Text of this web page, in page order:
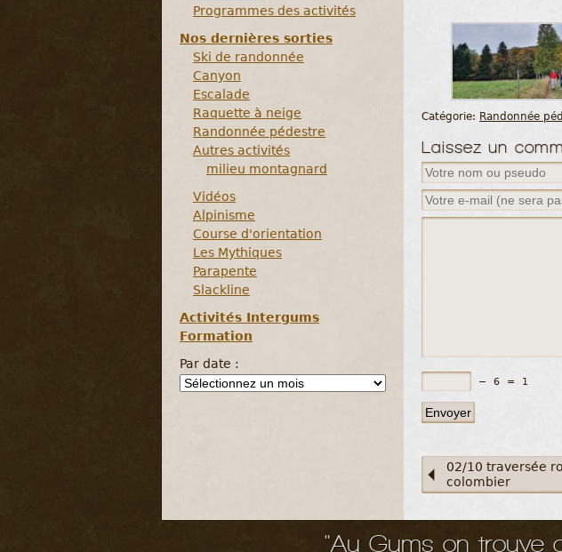
Programmes des activités
Nos dernières sorties
Ski de randonnée
Canyon
Escalade
Raquette à neige
Randonnée pédestre
Autres activités
milieu montagnard
Vidéos
Alpinisme
Course d'orientation
Les Mythiques
Parapente
Slackline
Activités Intergums
Formation
Par date :
Catégorie: Randonnée
Laissez un
− 6 = 1
02/10 traversée
colombier
"Au Gums on trouve